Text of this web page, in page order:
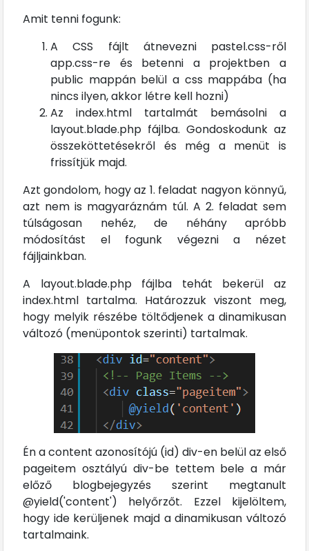
Amit tenni fogunk:
A CSS fájlt átnevezni pastel.css-ről
app.css-re és betenni a projektben a
public mappán belül a css mappába (ha
nincs ilyen, akkor létre kell hozni)
Az index.html tartalmát bemásolni a
layout.blade.php fájlba. Gondoskodunk az
összeköttetésekről és még a menüt is
frissítjük majd.
Azt gondolom, hogy az 1. feladat nagyon könnyű,
azt nem is magyaráznám túl. A 2. feladat sem
túlságosan nehéz, de néhány apróbb
módosítást el fogunk végezni a nézet
fájljainkban.
A layout.blade.php fájlba tehát bekerül az
index.html tartalma. Határozzuk viszont meg,
hogy melyik részébe töltődjenek a dinamikusan
változó (menüpontok szerinti) tartalmak.
Én a content azonosítójú (id) div-en belül az első
pageitem osztályú div-be tettem bele a már
előző blogbejegyzés szerint megtanult
@yield('content') helyőrzőt. Ezzel kijelöltem,
hogy ide kerüljenek majd a dinamikusan változó
tartalmaink.